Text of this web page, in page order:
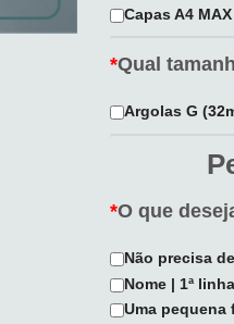
Capas A4
*Qual
Argolas G
*O que
Não precisa
Nome | 1ª linha
Uma pequena